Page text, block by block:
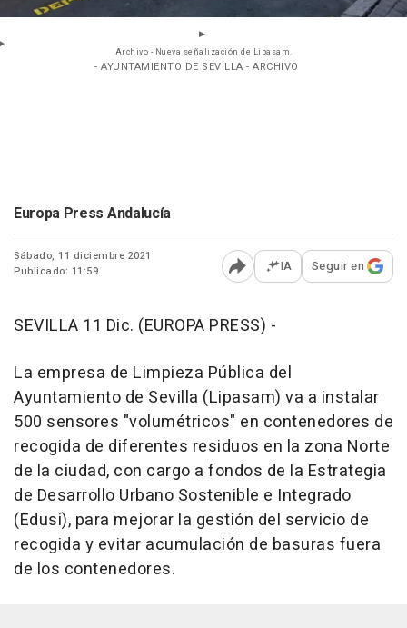
Archivo - Nueva señalización de Lipasam.
- AYUNTAMIENTO DE SEVILLA - ARCHIVO
Europa Press Andalucía
Sábado, 11 diciembre 2021
Publicado: 11:59
Abrir opciones para
IA Seguir en
SEVILLA 11 Dic. (EUROPA PRESS) -
La empresa de Limpieza Pública del
Ayuntamiento de Sevilla (Lipasam) va a instalar
500 sensores "volumétricos" en contenedores de
recogida de diferentes residuos en la zona Norte
de la ciudad, con cargo a fondos de la Estrategia
de Desarrollo Urbano Sostenible e Integrado
(Edusi), para mejorar la gestión del servicio de
recogida y evitar acumulación de basuras fuera
de los contenedores.